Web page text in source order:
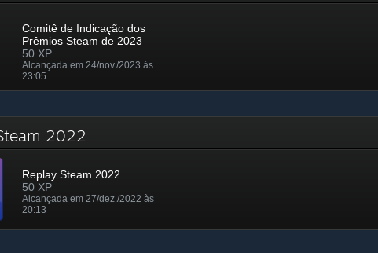
Comitê de Indicação dos
Prêmios Steam de 2023
50 XP
Alcançada em 24/nov./2023 às
23:05
2022
Replay Steam 2022
50 XP
Alcançada em 27/dez./2022 às
20:13